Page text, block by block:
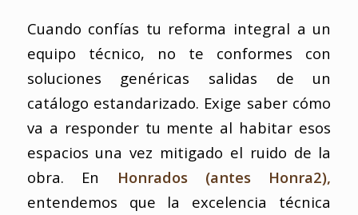
Cuando confías tu reforma integral a un
equipo técnico, no te conformes con
soluciones genéricas salidas de un
catálogo estandarizado. Exige saber cómo
va a responder tu mente al habitar esos
espacios una vez mitigado el ruido de la
obra. En Honrados (antes Honra2),
entendemos que la excelencia técnica